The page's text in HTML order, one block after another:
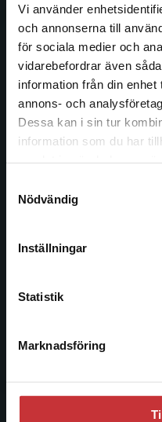
Vi använder
och annonserna till
för sociala medier och
vidarebefordrar även
information från din
annons- och
Dessa kan i sin tur
information som du har
Nödvändig
Inställningar
Statistik
Marknadsföring
Det verkar som att du
studentlitteratur.se
Vi erbjuder inte
att kunna slutföra ett
Kontakta oss
Kontakta oss
046-31 20 00
Postadress:
Box 141
221 00 Lund
Besöksadress:
Kundservice
046-31 21 00